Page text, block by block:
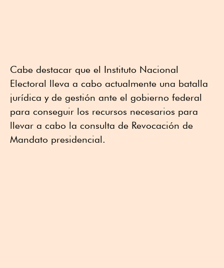
Cabe destacar que el Instituto Nacional
Electoral lleva a cabo actualmente una batalla
jurídica y de gestión ante el gobierno federal
para conseguir los recursos necesarios para
llevar a cabo la consulta de Revocación de
Mandato presidencial.